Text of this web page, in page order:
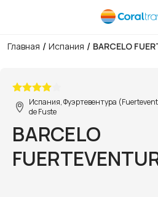
Главная / Испания / BARCELO
Испания, Фуэртевентура
de Fuste
BARCELO
LEVEL